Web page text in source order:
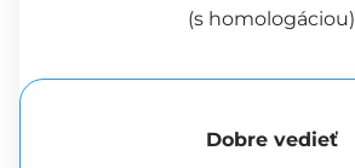
(s homologáciou)
Dobre vedieť